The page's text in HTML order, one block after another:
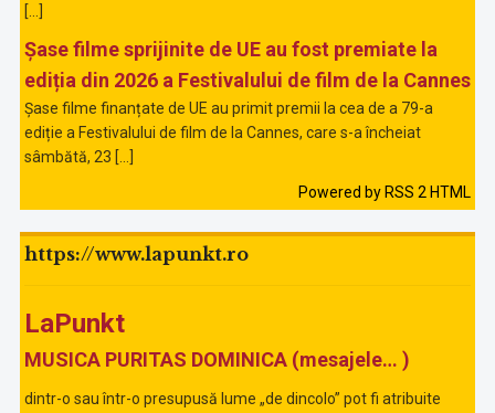
[…]
Șase filme sprijinite de UE au fost premiate la
ediția din 2026 a Festivalului de film de la Cannes
Șase filme finanțate de UE au primit premii la cea de a 79-a
ediție a Festivalului de film de la Cannes, care s-a încheiat
sâmbătă, 23 […]
Powered by RSS 2 HTML
https://www.lapunkt.ro
LaPunkt
MUSICA PURITAS DOMINICA (mesajele… )
dintr-o sau într-o presupusă lume „de dincolo” pot fi atribuite